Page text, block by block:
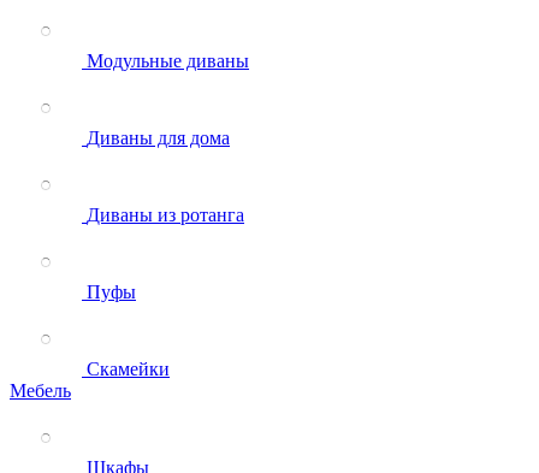
Модульные диваны
Диваны для дома
Диваны из ротанга
Пуфы
Скамейки
Мебель
Шкафы